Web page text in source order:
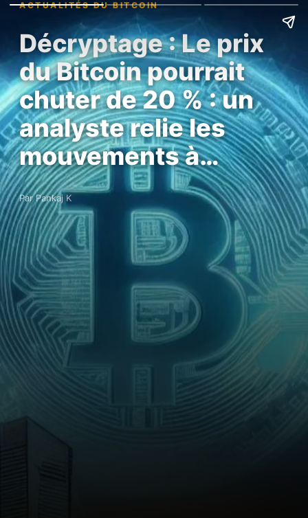
ACTUALITÉS DU BITCOIN
Décryptage : Le prix
du Bitcoin pourrait
chuter de 20 % : un
analyste relie les
mouvements à…
Par Pankaj K